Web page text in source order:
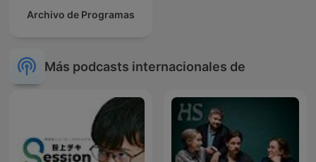
Archivo de Programas
Más podcasts internacionales de